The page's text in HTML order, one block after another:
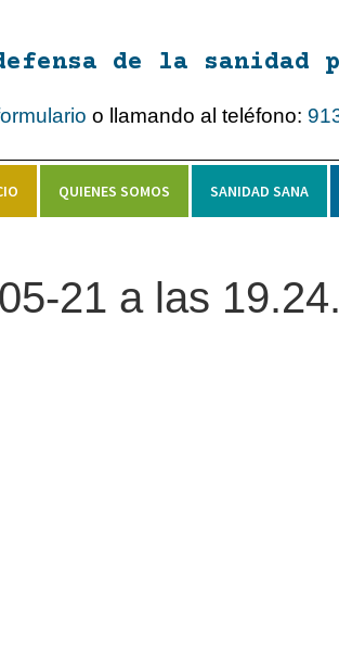
de la sanidad
o llamando al teléfono:
QUIENES SOMOS SANIDAD SANA
21 a las